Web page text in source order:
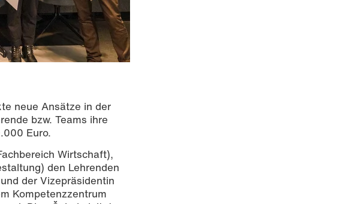
neue Ansätze in der
bzw. Teams ihre
Euro.
Wirtschaft),
den Lehrenden
der Vizepräsidentin
Kompetenzzentrum